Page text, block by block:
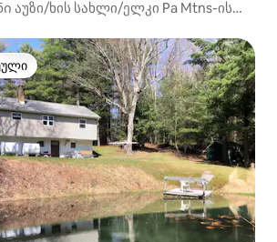
აუზი/ხის სახლი/ელკი Pa Mtns-ის
მოწინავე ვარიანტი